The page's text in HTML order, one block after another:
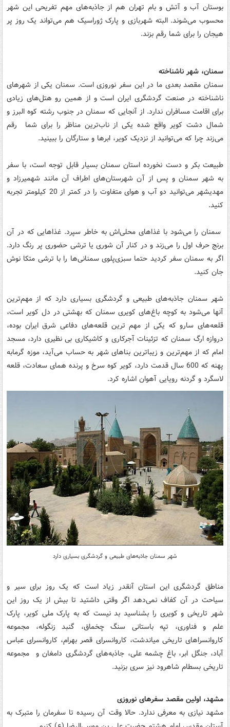
بوستان آب و آتش و بام تهران هم از جاذبه‌های مهم تفریحی این شهر
محسوب می‌شوند. البته شهربازی و پارک ژوراسیک هم می‌تواند یک روز پر
هیجان را برای شما رقم بزند.
سمنان، شهر ناشناخته
سمنان مقصد بعدی ما در این سفر نوروزی است. سمنان یکی از شهرهای
ناشناخته در صنعت گردشگری ایران است و از همین رو هتل‌های زیادی
برای اقامت مسافران ندارد. از آنجایی که سمنان در جنوب رشته کوه البرز و
شمال دشت کویر واقع شده یکی از ناب‌ترین مناظر را برای شما رقم
می‌زند چرا که می‌توانید از نزدیک کویر، ابرها و ستارگان را ببینید.
طبیعت بکر و دست نخورده استان سمنان بسیار قابل توجه است، با سفر
به شهر سمنان و پس از آن شهرستان‌های اطراف آن مانند شهمیرزاد و
مهدیشهر می‌توانید دو آب و هوای متفاوت را در کمتر از 20 کیلومتر تجربه
کنید.
سمنان را می‌شود با غذاهای محلی‌اش به خاطر سپرد. غذاهایی که در آن
برنج حرف اول را می‌زند و در کنار آن شوری یا ترشی حضوری پر رنگ دارد.
اگر به سمنان سفر کردید حتما سبزی‌پلوی سمنانی‌ها را با ترشی متکا نوش
جان کنید.
شهر سمنان جاذبه‌های طبیعی و گردشگری بسیاری دارد که از مهم‌ترین
آنها می‌شود به کوچه باغ‌های کویری سمنان که بهشتی در دل کویر است،
قلعه‌های سارو که یکی از مهم ترین قلعه‌های دفاعی شرق ایران بوده،
دروازه ارگ سمنان که تزئینات آجرکاری و کاشیکاری بی نظیری دارد، مسجد
امام که از مهم‌ترین و زیباترین بناهای شهر به حساب می‌آید، موزه گرمابه
پهنه که 600 سال قدمت دارد،‌ کویر کوه سرخ و پرنده همای سعادت، قلعه
لاسگرد و گردنه رویایی آهوان اشاره کرد.
شهر سمنان جاذبه‌های طبیعی و گردشگری بسیاری دارد
مناطق گردشگری این استان آنقدر زیاد است که یک روز برای سیر و
سیاحت در آن کفاف نمی‌دهد اگر وقتی داشتید تا بیش از یک روز این
شهر تاریخی و کویری را بشناسید بد نیست که به پارک ملی کویر، پارک
علم و فناوری، تپه باستانی سنگ چخماق، گنبد زنگوله، مجموعه
کاروانسراهای تاریخی میاندشت، کاروانسرای قصر بهرام، کاروانسرای عباس
آباد، جنگل ابر، باغ چشمه علی، جاذبه‌های گردشگری دامغان و مجموعه
تاریخی بسطام شاهرود نیز سری بزنید.
مشهد، اولین مقصد سفرهای نوروزی
مشهد نیازی به معرفی ندارد. حالا وقت آن رسیده تا سفرمان را متبرک به